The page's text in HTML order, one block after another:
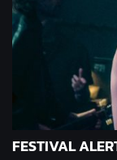
FESTIVAL